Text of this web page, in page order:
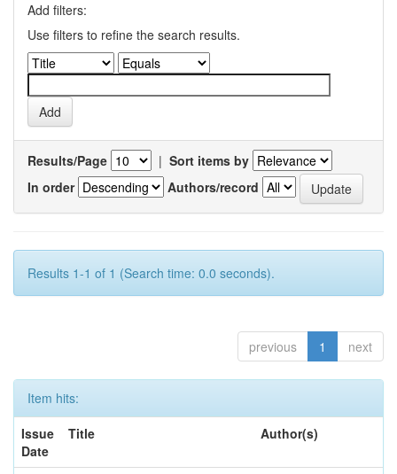
Add filters:
Use filters to refine the search results.
Results/Page | Sort items by
In order
Authors/record
Results 1-1 of 1 (Search time: 0.0 seconds).
previous 1 next
Item hits:
Issue
Date
Title Author(s)